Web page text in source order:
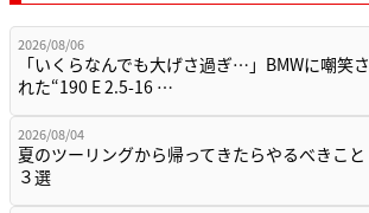
2026/08/06
「いくらなんでも大げさ過ぎ…」BMWに嘲笑さ
れた“190 E 2.5-16 …
2026/08/04
夏のツーリングから帰ってきたらやるべきこと
３選